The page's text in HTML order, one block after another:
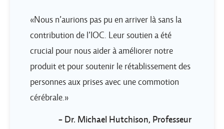
«Nous n’aurions pas pu en arriver là sans la
contribution de l’IOC. Leur soutien a été
crucial pour nous aider à améliorer notre
produit et pour soutenir le rétablissement des
personnes aux prises avec une commotion
cérébrale.»
- Dr. Michael Hutchison, Professeur